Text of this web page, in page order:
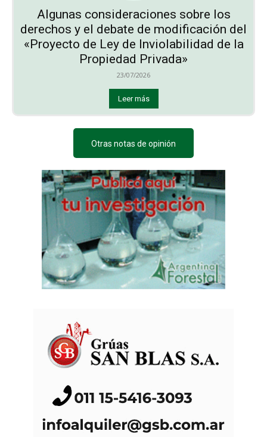
Algunas consideraciones sobre los
derechos y el debate de modificación del
«Proyecto de Ley de Inviolabilidad de la
Propiedad Privada»
23/07/2026
Leer más
Otras notas de opinión